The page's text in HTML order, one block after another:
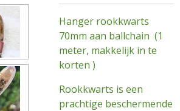
Hanger rookkwarts
70mm aan ballchain (1
meter, makkelijk in te
korten )
Rookkwarts is een
prachtige beschermende